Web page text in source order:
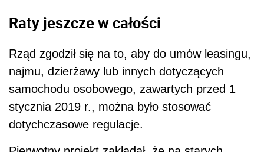
Raty jeszcze w całości
Rząd zgodził się na to, aby do umów leasingu,
najmu, dzierżawy lub innych dotyczących
samochodu osobowego, zawartych przed 1
stycznia 2019 r., można było stosować
dotychczasowe regulacje.